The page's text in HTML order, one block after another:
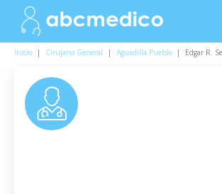
Inicio | Cirujano General | Aguadilla Pueblo | Edgar R.